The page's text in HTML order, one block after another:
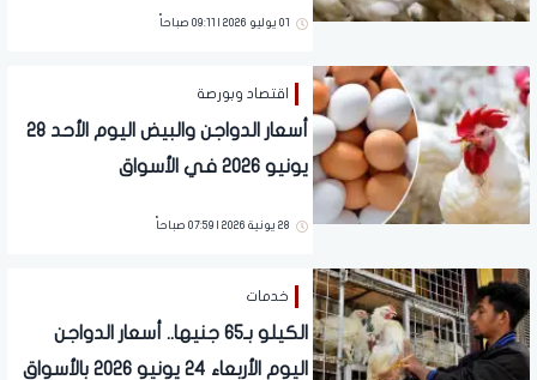
01 يوليو 2026 | 09:11 صباحاً
اقتصاد وبورصة
أسعار الدواجن والبيض اليوم الأحد 28
يونيو 2026 في الأسواق
28 يونية 2026 | 07:59 صباحاً
خدمات
الكيلو بـ65 جنيها.. أسعار الدواجن
اليوم الأربعاء 24 يونيو 2026 بالأسواق